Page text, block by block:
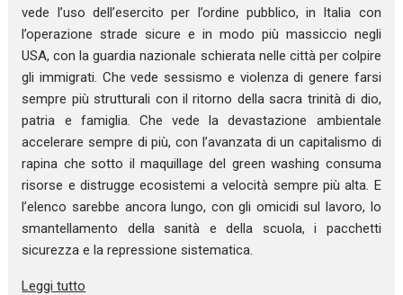
vede l’uso dell’esercito per l’ordine pubblico, in Italia con
l’operazione strade sicure e in modo più massiccio negli
USA, con la guardia nazionale schierata nelle città per colpire
gli immigrati. Che vede sessismo e violenza di genere farsi
sempre più strutturali con il ritorno della sacra trinità di dio,
patria e famiglia. Che vede la devastazione ambientale
accelerare sempre di più, con l’avanzata di un capitalismo di
rapina che sotto il maquillage del green washing consuma
risorse e distrugge ecosistemi a velocità sempre più alta. E
l’elenco sarebbe ancora lungo, con gli omicidi sul lavoro, lo
smantellamento della sanità e della scuola, i pacchetti
sicurezza e la repressione sistematica.
Leggi tutto